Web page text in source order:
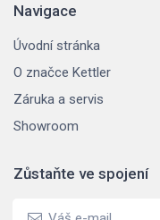
Navigace
Úvodní stránka
O značce Kettler
Záruka a servis
Showroom
Zůstaňte ve spojení